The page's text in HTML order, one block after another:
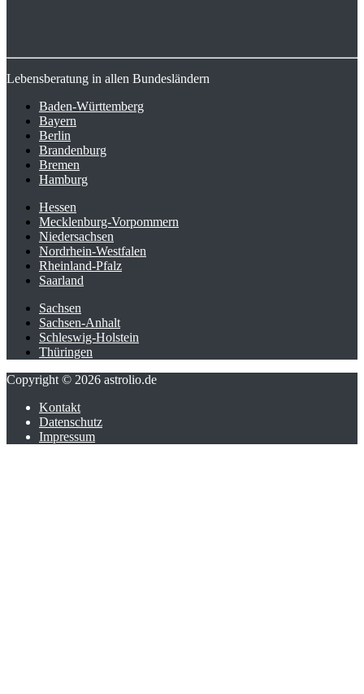
Lebensberatung in allen Bundesländern
Baden-Württemberg
Bayern
Berlin
Brandenburg
Bremen
Hamburg
Hessen
Mecklenburg-Vorpommern
Niedersachsen
Nordrhein-Westfalen
Rheinland-Pfalz
Saarland
Sachsen
Sachsen-Anhalt
Schleswig-Holstein
Thüringen
Copyright © 2026 astrolio.de
Kontakt
Datenschutz
Impressum